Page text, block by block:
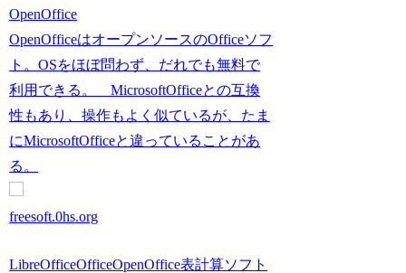
OpenOffice
OpenOfficeはオープンソースのOfficeソフ
ト。OSをほぼ問わず、だれでも無料で
利用できる。 MicrosoftOfficeとの互換
性もあり、操作もよく似ているが、たま
にMicrosoftOfficeと違っていることがあ
る。
freesoft.0hs.org
LibreOfficeOfficeOpenOffice表計算ソフト